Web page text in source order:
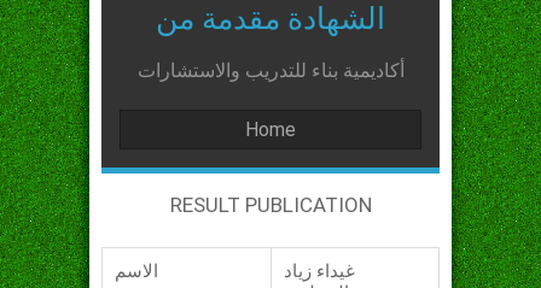
الشهادة مقدمة من
أكاديمية بناء للتدريب والاستشارات
Home
RESULT PUBLICATION
الاسم
غيداء زياد